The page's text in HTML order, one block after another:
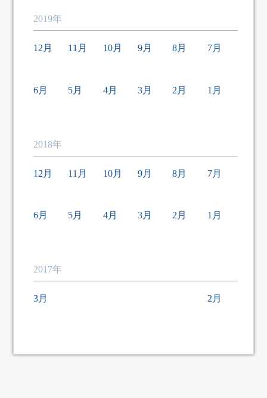
2019年
12月 11月 10月 9月 8月 7月
6月 5月 4月 3月 2月 1月
2018年
12月 11月 10月 9月 8月 7月
6月 5月 4月 3月 2月 1月
2017年
3月 2月